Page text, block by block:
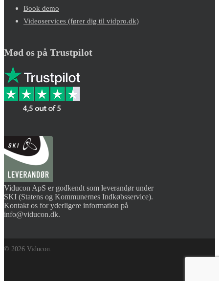
Book demo
Videoservices (fører dig til vidpro.dk)
Mød os på Trustpilot
Viducon ApS er godkendt som leverandør under
SKI (Statens og Kommunernes Indkøbsservice).
Kontakt os for yderligere information på
info@viducon.dk.
© 2026 Viducon.